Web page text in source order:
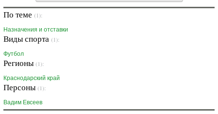
По теме (1):
Назначения и отставки
Виды спорта (1):
Футбол
Регионы (1):
Краснодарский край
Персоны (1):
Вадим Евсеев